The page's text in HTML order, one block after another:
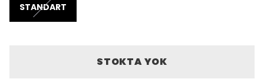
STANDART
STOKTA YOK